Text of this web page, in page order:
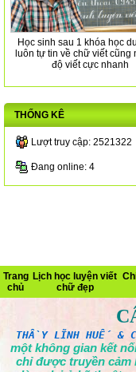
Học sinh sau 1 khóa học
luôn tự tin về chữ viết cũng
độ viết cực nhanh
THỐNG KÊ
Lượt truy cập: 2521322
Đang online: 4
Trang
chủ
Lịch học luyện viết
chữ đẹp
THẦY LĨNH HUẾ &
một không gian kết
chỉ được truyền cảm